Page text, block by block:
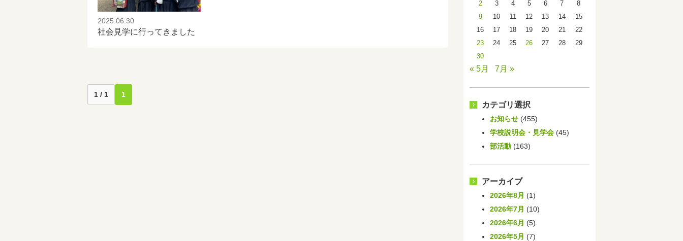
2025.06.30
社会見学に行ってきました
1 / 1 1
2
3 4 5 6 7
8
9
10 11 12 13 14
15
16
17 18 19 20 21
22
23
24 25 26 27 28
29
30
« 5月 7月 »
カテゴリ選択
お知らせ (455)
学校説明会・見学会 (45)
部活動 (163)
アーカイブ
2026年8月 (1)
2026年7月 (10)
2026年6月 (5)
2026年5月 (7)